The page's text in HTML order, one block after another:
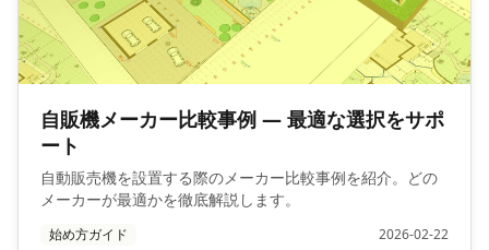
自販機メーカー比較事例 — 最適な選択をサポ
ート
自動販売機を設置する際のメーカー比較事例を紹介。どの
メーカーが最適かを徹底解説します。
始め方ガイド 2026-02-22